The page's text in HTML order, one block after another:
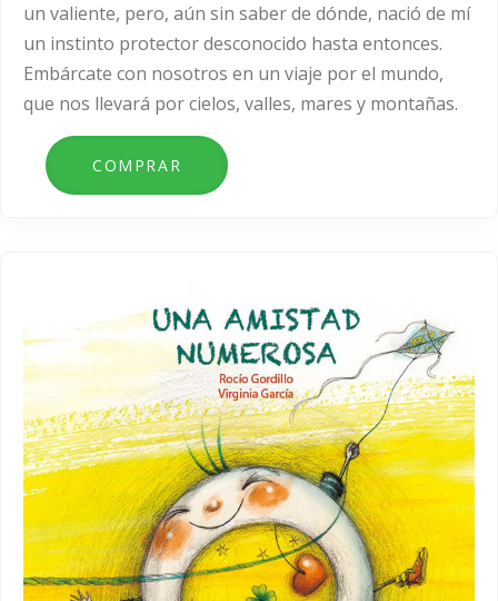
un valiente, pero, aún sin saber de dónde, nació de mí
un instinto protector desconocido hasta entonces.
Embárcate con nosotros en un viaje por el mundo,
que nos llevará por cielos, valles, mares y montañas.